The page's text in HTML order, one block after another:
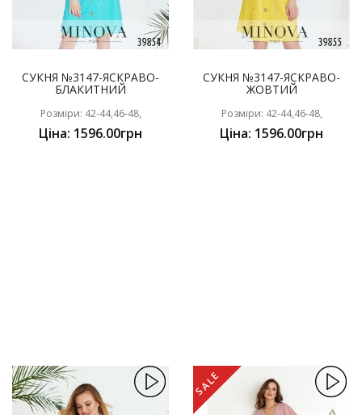
СУКНЯ №3147-ЯСКРАВО-
БЛАКИТНИЙ
Розміри: 42-44,46-48,
Ціна: 1596.00грн
СУКНЯ №3147-ЯСКРАВО-
ЖОВТИЙ
Розміри: 42-44,46-48,
Ціна: 1596.00грн
SALE